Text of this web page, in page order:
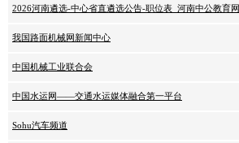
2026河南遴选-中心省直遴选公告-职位表_河南中公教育网
我国路面机械网新闻中心
中国机械工业联合会
中国水运网——交通水运媒体融合第一平台
Sohu汽车频道